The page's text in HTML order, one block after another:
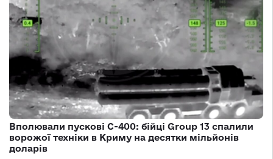
Вполювали пускові С-400: бійці Group 13 спалили
ворожої техніки в Криму на десятки мільйонів
доларів